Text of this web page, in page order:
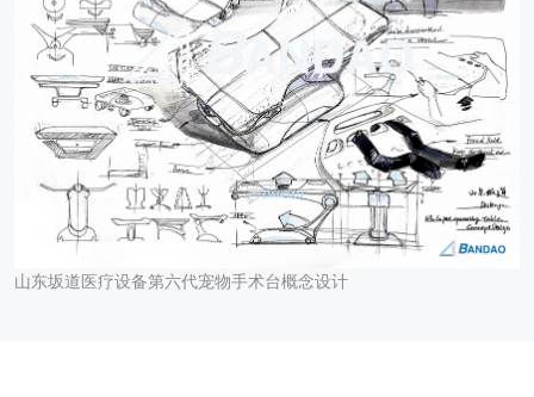
山东坂道医疗设备第六代宠物手术台概念设计